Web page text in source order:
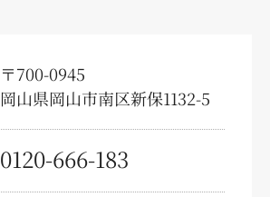
〒700-0945
岡山県岡山市南区新保1132-5
0120-666-183